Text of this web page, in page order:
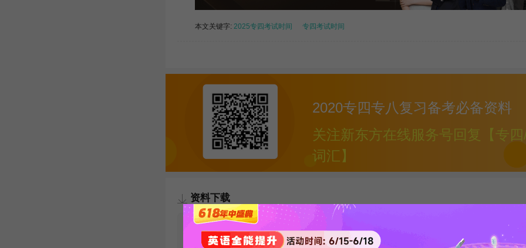
本文关键字: 2025专四考试时间 专四考试时间
2020专四专八复习备考必备资料
关注新东方在线服务号回复【专四
词汇】
资料下载
专八听力训练：时政
短语热点【word
总结
专四专八写作必
级词汇